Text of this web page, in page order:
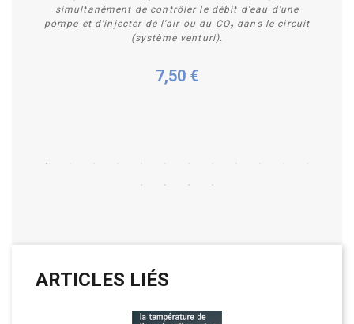
simultanément de contrôler le débit d'eau d'une
pompe et d'injecter de l'air ou du CO₂ dans le circuit
(système venturi).
7,50 €
ARTICLES LIÉS